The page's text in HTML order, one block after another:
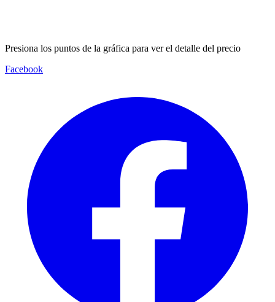
Presiona los puntos de la gráfica para ver el detalle del precio
Facebook